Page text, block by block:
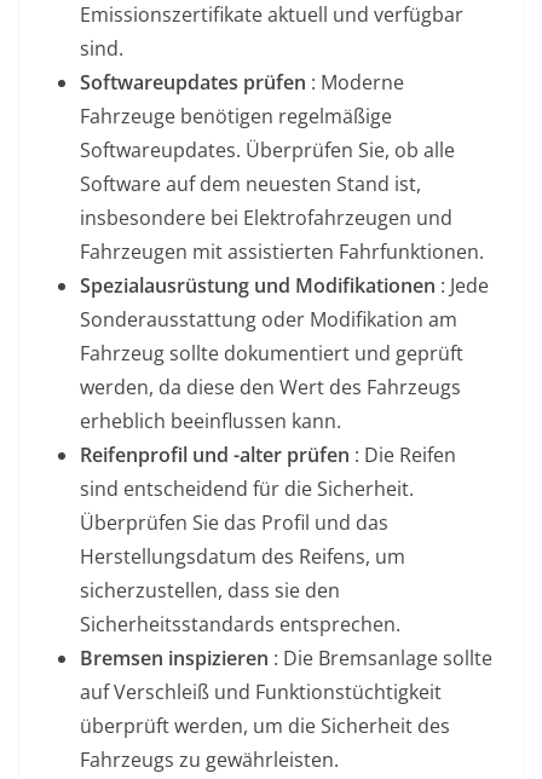
Emissionszertifikate aktuell und verfügbar
sind.
Softwareupdates prüfen : Moderne
Fahrzeuge benötigen regelmäßige
Softwareupdates. Überprüfen Sie, ob alle
Software auf dem neuesten Stand ist,
insbesondere bei Elektrofahrzeugen und
Fahrzeugen mit assistierten Fahrfunktionen.
Spezialausrüstung und Modifikationen : Jede
Sonderausstattung oder Modifikation am
Fahrzeug sollte dokumentiert und geprüft
werden, da diese den Wert des Fahrzeugs
erheblich beeinflussen kann.
Reifenprofil und -alter prüfen : Die Reifen
sind entscheidend für die Sicherheit.
Überprüfen Sie das Profil und das
Herstellungsdatum des Reifens, um
sicherzustellen, dass sie den
Sicherheitsstandards entsprechen.
Bremsen inspizieren : Die Bremsanlage sollte
auf Verschleiß und Funktionstüchtigkeit
überprüft werden, um die Sicherheit des
Fahrzeugs zu gewährleisten.